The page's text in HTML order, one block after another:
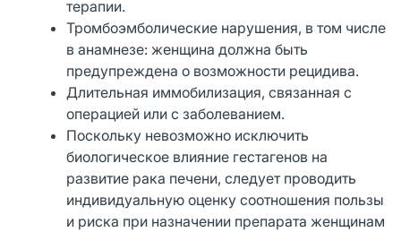
терапии.
Тромбоэмболические нарушения, в том числе
в анамнезе: женщина должна быть
предупреждена о возможности рецидива.
Длительная иммобилизация, связанная с
операцией или с заболеванием.
Поскольку невозможно исключить
биологическое влияние гестагенов на
развитие рака печени, следует проводить
индивидуальную оценку соотношения пользы
и риска при назначении препарата женщинам